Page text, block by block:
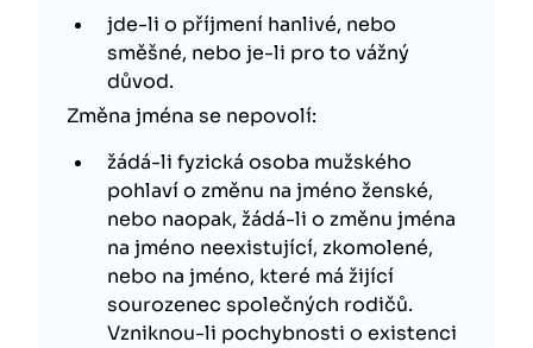
jde-li o příjmení hanlivé, nebo
směšné, nebo je-li pro to vážný
důvod.
Změna jména se nepovolí:
žádá-li fyzická osoba mužského
pohlaví o změnu na jméno ženské,
nebo naopak, žádá-li o změnu jména
na jméno neexistující, zkomolené,
nebo na jméno, které má žijící
sourozenec společných rodičů.
Vzniknou-li pochybnosti o existenci